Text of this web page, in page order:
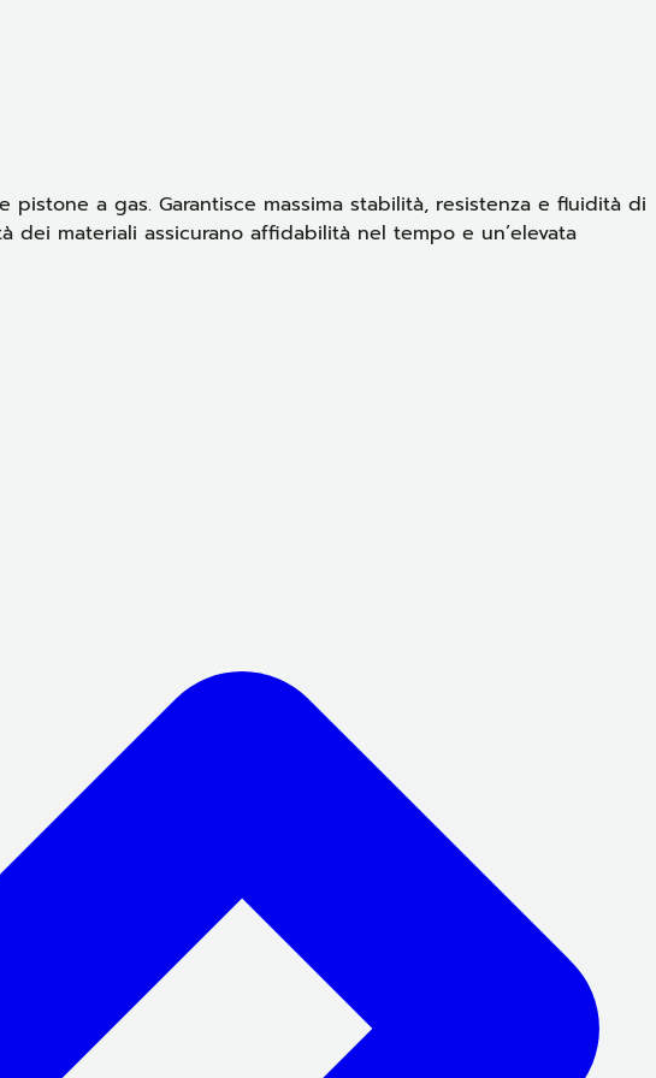
a gas. Garantisce massima stabilità, resistenza e fluidità di
materiali assicurano affidabilità nel tempo e un’elevata